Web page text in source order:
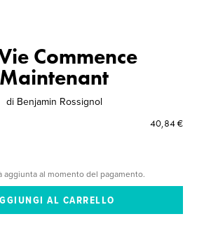
Commence
Maintenant
di Benjamin Rossignol
40,84 €
aggiunta al momento del pagamento.